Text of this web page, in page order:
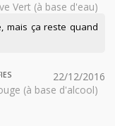
Vert (à base d'eau)
mais ça reste quand
22/12/2016
(à base d'alcool)